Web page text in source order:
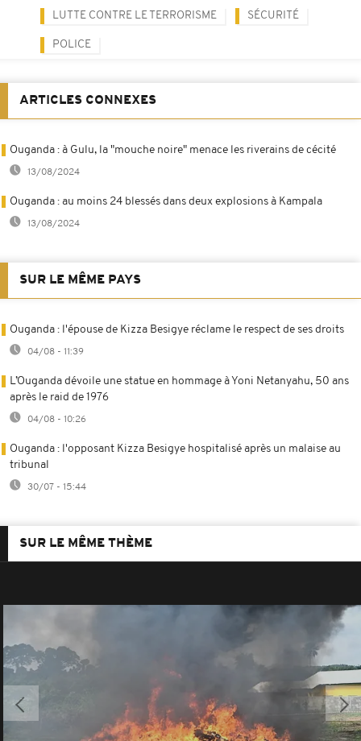
LUTTE CONTRE LE TERRORISME SÉCURITÉ
POLICE
ARTICLES CONNEXES
Ouganda : à Gulu, la "mouche noire" menace les riverains de cécité
13/08/2024
Ouganda : au moins 24 blessés dans deux explosions à Kampala
13/08/2024
SUR LE MÊME PAYS
Ouganda : l'épouse de Kizza Besigye réclame le respect de ses droits
04/08 - 11:39
L’Ouganda dévoile une statue en hommage à Yoni Netanyahu, 50 ans
après le raid de 1976
04/08 - 10:26
Ouganda : l'opposant Kizza Besigye hospitalisé après un malaise au
tribunal
30/07 - 15:44
SUR LE MÊME THÈME